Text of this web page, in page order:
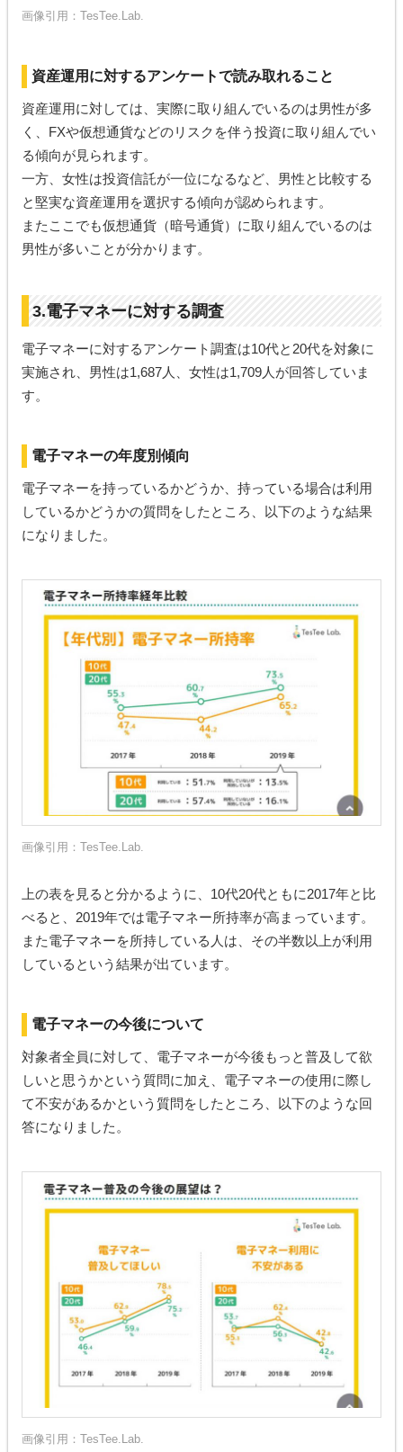
画像引用： TesTee.Lab.
資産運用に対するアンケートで読み取れること
資産運用に対しては、実際に取り組んでいるのは男性が多
く、FXや仮想通貨などのリスクを伴う投資に取り組んでい
る傾向が見られます。
一方、女性は投資信託が一位になるなど、男性と比較する
と堅実な資産運用を選択する傾向が認められます。
またここでも仮想通貨（暗号通貨）に取り組んでいるのは
男性が多いことが分かります。
3.電子マネーに対する調査
電子マネーに対するアンケート調査は10代と20代を対象に
実施され、男性は1,687人、女性は1,709人が回答していま
す。
電子マネーの年度別傾向
電子マネーを持っているかどうか、持っている場合は利用
しているかどうかの質問をしたところ、以下のような結果
になりました。
画像引用： TesTee.Lab.
上の表を見ると分かるように、10代20代ともに2017年と比
べると、2019年では電子マネー所持率が高まっています。
また電子マネーを所持している人は、その半数以上が利用
しているという結果が出ています。
電子マネーの今後について
対象者全員に対して、電子マネーが今後もっと普及して欲
しいと思うかという質問に加え、電子マネーの使用に際し
て不安があるかという質問をしたところ、以下のような回
答になりました。
画像引用： TesTee.Lab.